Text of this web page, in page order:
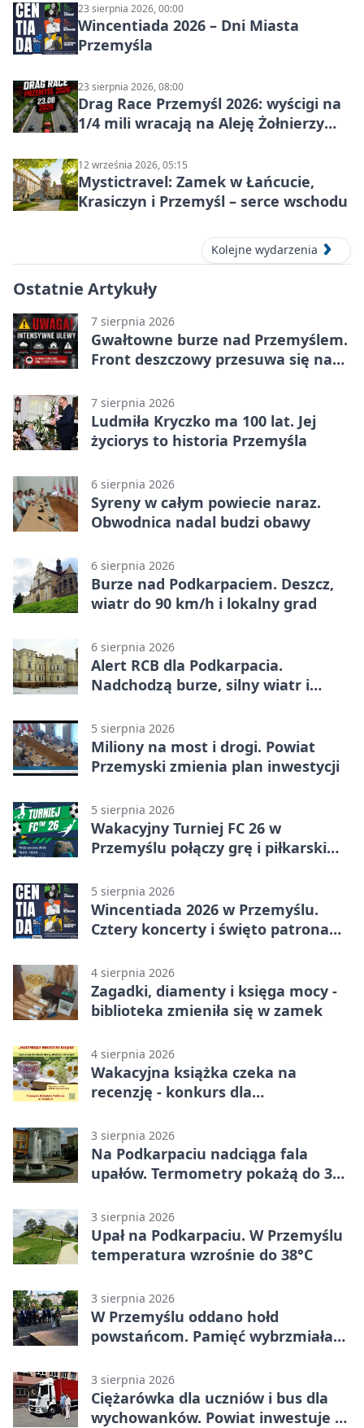
23 sierpnia 2026, 00:00
Wincentiada 2026 – Dni Miasta
Przemyśla
23 sierpnia 2026, 08:00
Drag Race Przemyśl 2026: wyścigi na
1/4 mili wracają na Aleję Żołnierzy
12 września 2026, 05:15
Mystictravel: Zamek w Łańcucie,
Krasiczyn i Przemyśl – serce wschodu
Kolejne wydarzenia
Ostatnie Artykuły
7 sierpnia 2026
Gwałtowne burze nad Przemyślem.
Front deszczowy przesuwa się na
7 sierpnia 2026
Ludmiła Kryczko ma 100 lat. Jej
życiorys to historia Przemyśla
6 sierpnia 2026
Syreny w całym powiecie naraz.
Obwodnica nadal budzi obawy
6 sierpnia 2026
Burze nad Podkarpaciem. Deszcz,
wiatr do 90 km/h i lokalny grad
6 sierpnia 2026
Alert RCB dla Podkarpacia.
Nadchodzą burze, silny wiatr i
5 sierpnia 2026
Miliony na most i drogi. Powiat
Przemyski zmienia plan inwestycji
5 sierpnia 2026
Wakacyjny Turniej FC 26 w
Przemyślu połączy grę i piłkarski
5 sierpnia 2026
Wincentiada 2026 w Przemyślu.
Cztery koncerty i święto patrona
4 sierpnia 2026
Zagadki, diamenty i księga mocy -
biblioteka zmieniła się w zamek
4 sierpnia 2026
Wakacyjna książka czeka na
recenzję - konkurs dla
3 sierpnia 2026
Na Podkarpaciu nadciąga fala
upałów. Termometry pokażą do 36
3 sierpnia 2026
Upał na Podkarpaciu. W Przemyślu
temperatura wzrośnie do 38°C
3 sierpnia 2026
W Przemyślu oddano hołd
powstańcom. Pamięć wybrzmiała
3 sierpnia 2026
Ciężarówka dla uczniów i bus dla
wychowanków. Powiat inwestuje w